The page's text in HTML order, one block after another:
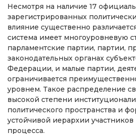
Несмотря на наличие 17
зарегистрированных
влияние существенно
система имеет многоуровневую
парламентские партии, партии,
законодательных органах
Федерации, и малые партии,
ограничивается
уровнем. Такое распределение
высокой степени
политического пространства и
устойчивой иерархии участников
процесса.